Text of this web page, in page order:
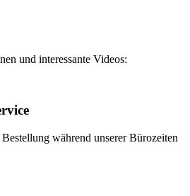
und interessante Videos:
während unserer Bürozeiten